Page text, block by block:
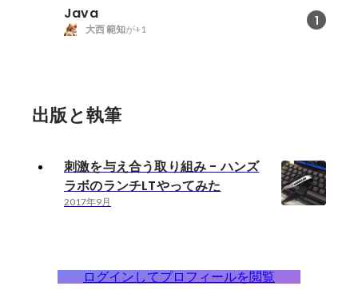
Java 1
大西 範知が+1
出版と執筆
刺激を与え合う取り組み - ハンズ
ラボのランチLTやってみた
2017年9月
ログインしてプロフィールを閲覧